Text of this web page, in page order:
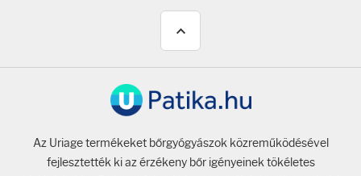
Az Uriage termékeket bőrgyógyászok közreműködésével
fejlesztették ki az érzékeny bőr igényeinek tökéletes